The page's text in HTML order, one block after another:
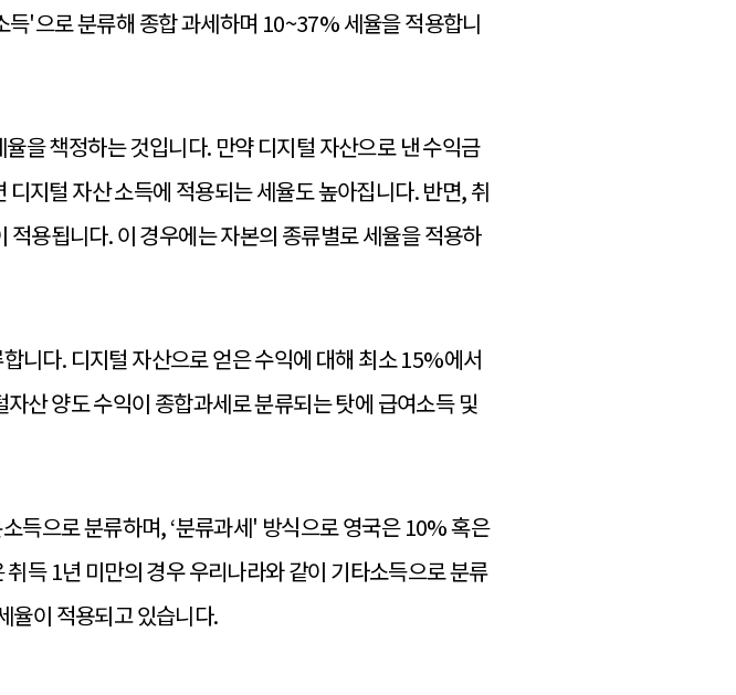
'으로 분류해 종합 과세하며 10~37% 세율을 적용합니
을 책정하는 것입니다. 만약 디지털 자산으로 낸 수익금
지털 자산 소득에 적용되는 세율도 높아집니다. 반면, 취
용됩니다. 이 경우에는 자본의 종류별로 세율을 적용하
니다. 디지털 자산으로 얻은 수익에 대해 최소 15%에서
산 양도 수익이 종합과세로 분류되는 탓에 급여소득 및
득으로 분류하며, ‘분류과세' 방식으로 영국은 10% 혹은
득 1년 미만의 경우 우리나라와 같이 기타소득으로 분류
율이 적용되고 있습니다.